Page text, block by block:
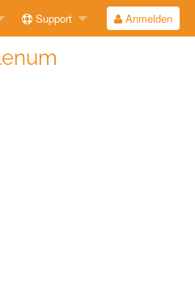
Support Anmelden